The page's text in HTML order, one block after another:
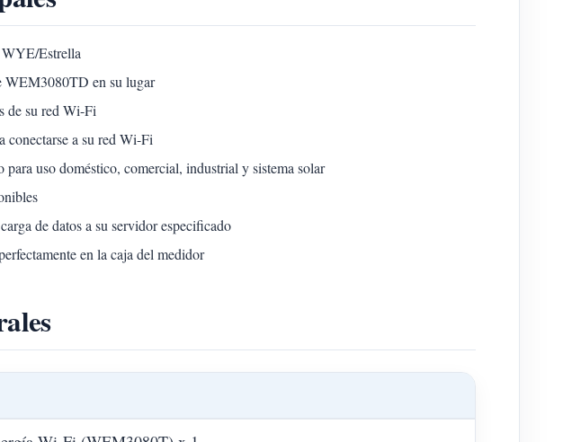
WYE/Estrella
WEM3080TD en su lugar
de su red Wi-Fi
a su red Wi-Fi
para uso doméstico, comercial, industrial y sistema solar
de datos a su servidor especificado
en la caja del medidor